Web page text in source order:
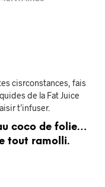
cisrconstances, fais
de la Fat Juice
t’infuser.
coco de folie…
tout ramolli.